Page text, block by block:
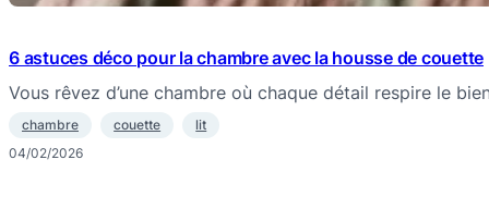
6 astuces déco pour la chambre avec la housse de couette
Vous rêvez d’une chambre où chaque détail respire le
chambre couette
lit
04/02/2026